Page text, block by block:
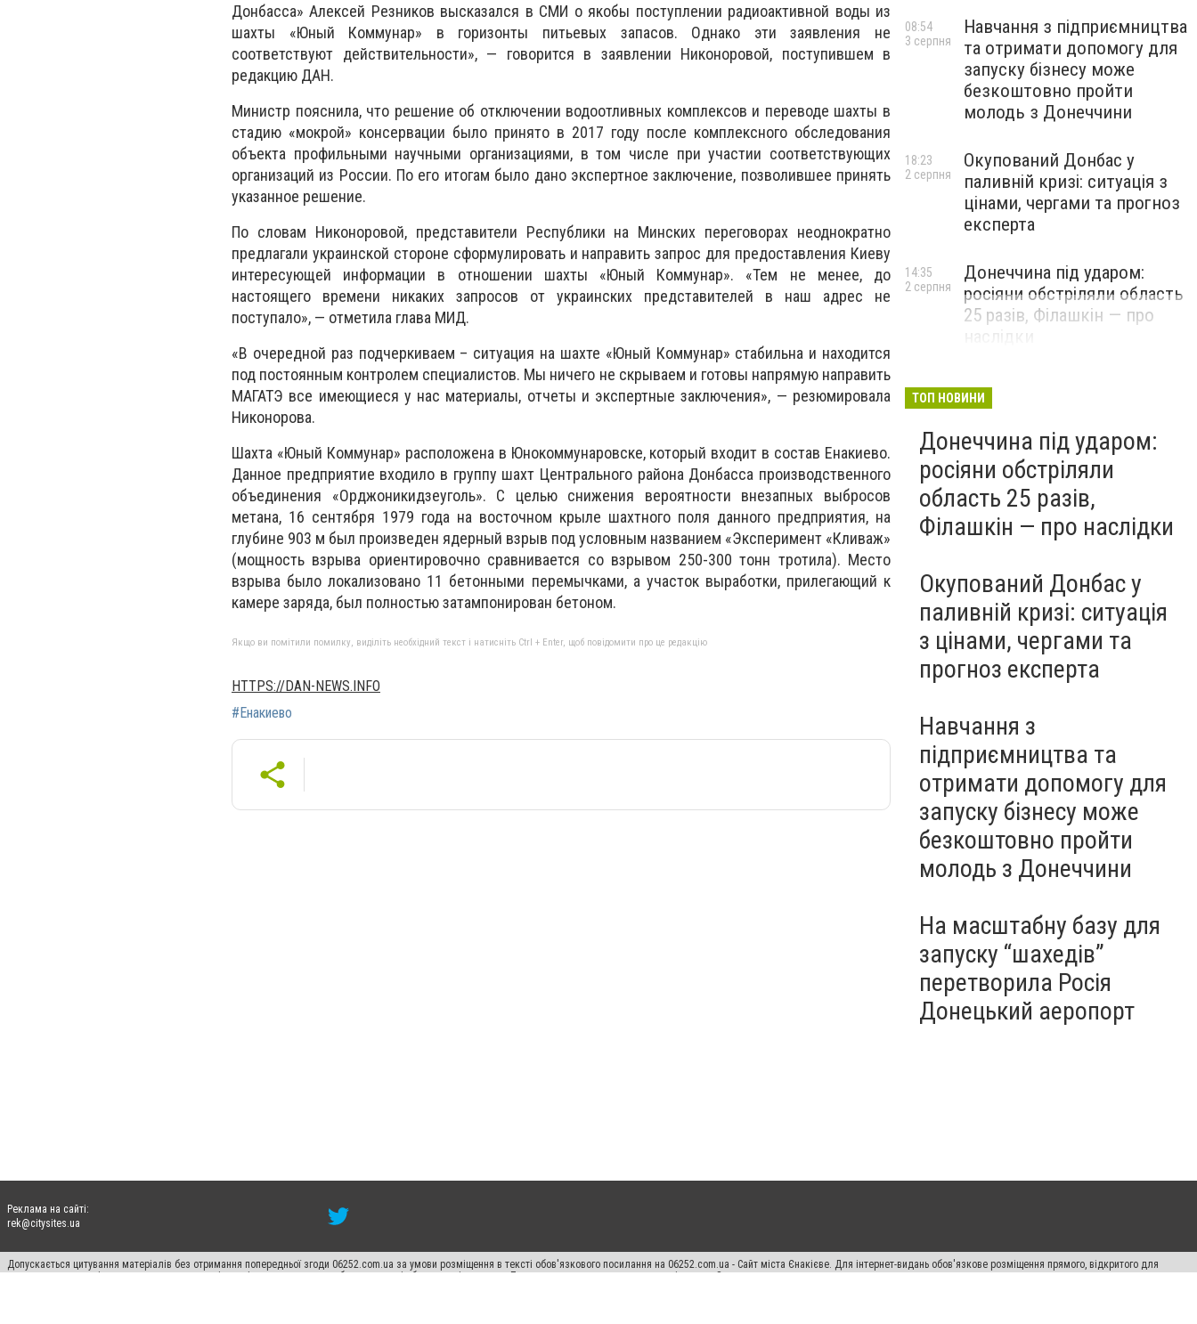
Донбасса» Алексей Резников высказался в СМИ о якобы поступлении радиоактивной воды из
шахты «Юный Коммунар» в горизонты питьевых запасов. Однако эти заявления не
соответствуют действительности», — говорится в заявлении Никоноровой, поступившем в
редакцию ДАН.
Министр пояснила, что решение об отключении водоотливных комплексов и переводе шахты в
стадию «мокрой» консервации было принято в 2017 году после комплексного обследования
объекта профильными научными организациями, в том числе при участии соответствующих
организаций из России. По его итогам было дано экспертное заключение, позволившее принять
указанное решение.
По словам Никоноровой, представители Республики на Минских переговорах неоднократно
предлагали украинской стороне сформулировать и направить запрос для предоставления Киеву
интересующей информации в отношении шахты «Юный Коммунар». «Тем не менее, до
настоящего времени никаких запросов от украинских представителей в наш адрес не
поступало», — отметила глава МИД.
«В очередной раз подчеркиваем – ситуация на шахте «Юный Коммунар» стабильна и находится
под постоянным контролем специалистов. Мы ничего не скрываем и готовы напрямую направить
МАГАТЭ все имеющиеся у нас материалы, отчеты и экспертные заключения», — резюмировала
Никонорова.
Шахта «Юный Коммунар» расположена в Юнокоммунаровске, который входит в состав Енакиево.
Данное предприятие входило в группу шахт Центрального района Донбасса производственного
объединения «Орджоникидзеуголь». С целью снижения вероятности внезапных выбросов
метана, 16 сентября 1979 года на восточном крыле шахтного поля данного предприятия, на
глубине 903 м был произведен ядерный взрыв под условным названием «Эксперимент «Кливаж»
(мощность взрыва ориентировочно сравнивается со взрывом 250-300 тонн тротила). Место
взрыва было локализовано 11 бетонными перемычками, а участок выработки, прилегающий к
камере заряда, был полностью затампонирован бетоном.
Якщо ви помітили помилку, виділіть необхідний текст і натисніть Ctrl + Enter, щоб повідомити про це редакцію
HTTPS://DAN-NEWS.INFO
#Енакиево
Навчання з підприємництва
та отримати допомогу для
запуску бізнесу може
безкоштовно пройти
молодь з Донеччини
08:54
3 серпня
Окупований Донбас у
паливній кризі: ситуація з
цінами, чергами та прогноз
експерта
18:23
2 серпня
Донеччина під ударом:
росіяни обстріляли область
25 разів, Філашкін — про
14:35
2 серпня
ТОП НОВИНИ
Донеччина під ударом:
росіяни обстріляли
область 25 разів,
Філашкін — про наслідки
Окупований Донбас у
паливній кризі: ситуація
з цінами, чергами та
прогноз експерта
Навчання з
підприємництва та
отримати допомогу для
запуску бізнесу може
безкоштовно пройти
молодь з Донеччини
На масштабну базу для
запуску “шахедів”
перетворила Росія
Донецький аеропорт
Реклама на сайті:
rek@citysites.ua
Допускається цитування матеріалів без отримання попередньої згоди 06252.com.ua за умови розміщення в тексті обов'язкового посилання на 06252.com.ua - Сайт міста Єнакієве. Для інтернет-видань обов'язкове розміщення прямого, відкритого для
пошукових систем гіперпосилання на цитовані статті не нижче другого абзацу в тексті або в якості джерела. Порушення виняткових прав переслідується Законом.